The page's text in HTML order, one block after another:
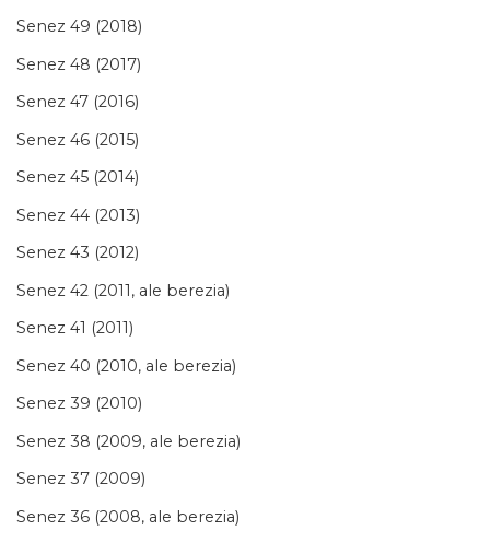
Senez 49 (2018)
Senez 48 (2017)
Senez 47 (2016)
Senez 46 (2015)
Senez 45 (2014)
Senez 44 (2013)
Senez 43 (2012)
Senez 42 (2011, ale berezia)
Senez 41 (2011)
Senez 40 (2010, ale berezia)
Senez 39 (2010)
Senez 38 (2009, ale berezia)
Senez 37 (2009)
Senez 36 (2008, ale berezia)